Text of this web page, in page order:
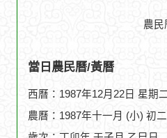
農
當日農民曆/黃曆
西曆：1987年12月22日 星期
農曆：1987年十一月 (小) 初